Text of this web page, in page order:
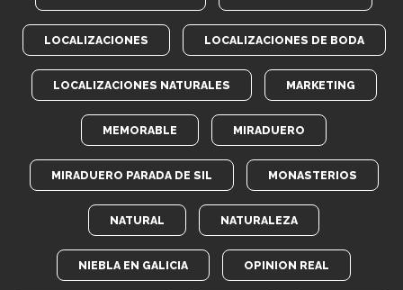
LOCALIZACIONES LOCALIZACIONES DE BODA
LOCALIZACIONES NATURALES MARKETING
MEMORABLE MIRADUERO
MIRADUERO PARADA DE SIL MONASTERIOS
NATURAL NATURALEZA
NIEBLA EN GALICIA OPINION REAL